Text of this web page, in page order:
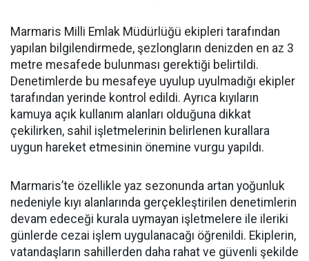
Marmaris Milli Emlak Müdürlüğü ekipleri tarafından
yapılan bilgilendirmede, şezlongların denizden en az 3
metre mesafede bulunması gerektiği belirtildi.
Denetimlerde bu mesafeye uyulup uyulmadığı ekipler
tarafından yerinde kontrol edildi. Ayrıca kıyıların
kamuya açık kullanım alanları olduğuna dikkat
çekilirken, sahil işletmelerinin belirlenen kurallara
uygun hareket etmesinin önemine vurgu yapıldı.
Marmaris’te özellikle yaz sezonunda artan yoğunluk
nedeniyle kıyı alanlarında gerçekleştirilen denetimlerin
devam edeceği kurala uymayan işletmelere ile ileriki
günlerde cezai işlem uygulanacağı öğrenildi. Ekiplerin,
vatandaşların sahillerden daha rahat ve güvenli şekilde